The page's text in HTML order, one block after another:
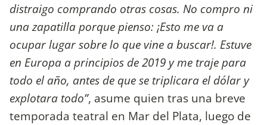
distraigo comprando otras cosas. No compro ni
una zapatilla porque pienso: ¡Esto me va a
ocupar lugar sobre lo que vine a buscar!. Estuve
en Europa a principios de 2019 y me traje para
todo el año, antes de que se triplicara el dólar y
explotara todo”, asume quien tras una breve
temporada teatral en Mar del Plata, luego de